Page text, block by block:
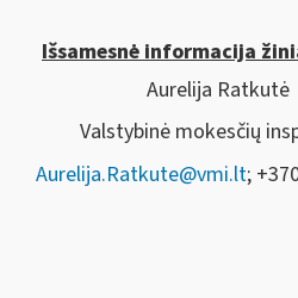
Išsamesnė informacija
Aurelija Ratkutė
Valstybinė mokesčių
Aurelija.Ratkute@vmi.lt;